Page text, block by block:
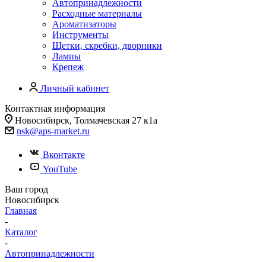
Автопринадлежности
Расходные материалы
Ароматизаторы
Инструменты
Щетки, скребки, дворники
Лампы
Крепеж
Личный кабинет
Контактная информация
Новосибирск, Толмачевская 27 к1а
nsk@aps-market.ru
Вконтакте
YouTube
Ваш город
Новосибирск
Главная
-
Каталог
-
Автопринадлежности